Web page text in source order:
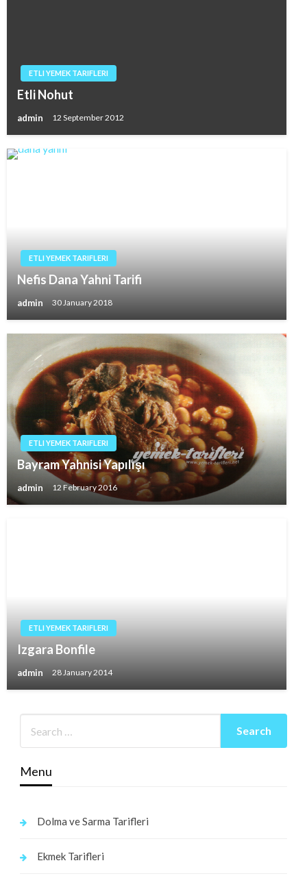
ETLI YEMEK TARIFLERI
Etli Nohut
admin 12 September 2012
ETLI YEMEK TARIFLERI
Nefis Dana Yahni Tarifi
admin 30 January 2018
ETLI YEMEK TARIFLERI
Bayram Yahnisi Yapılışı
admin 12 February 2016
ETLI YEMEK TARIFLERI
Izgara Bonfile
admin 28 January 2014
Menu
Dolma ve Sarma Tarifleri
Ekmek Tarifleri